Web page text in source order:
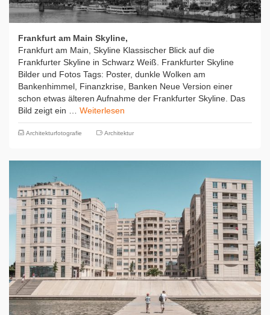
Frankfurt am Main Skyline,
Frankfurt am Main, Skyline Klassischer Blick auf die
Frankfurter Skyline in Schwarz Weiß. Frankfurter Skyline
Bilder und Fotos Tags: Poster, dunkle Wolken am
Bankenhimmel, Finanzkrise, Banken Neue Version einer
schon etwas älteren Aufnahme der Frankfurter Skyline. Das
Bild zeigt ein … Weiterlesen
Architekturfotografie Architektur